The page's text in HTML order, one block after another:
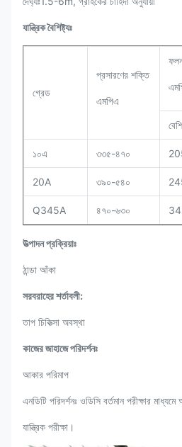
যান্ত্রিক বৈশিষ্ট্যঃ
গ্রেড
প্রসারণের শক্তি
এমপিএ
১০এ ৩৩৫-৪৭০
20A ৩৯০-৫৪০
Q345A ৪৭০-৬৩০
উত্পাদন প্রক্রিয়াঃ
ঠান্ডা আঁকা
সরবরাহের শর্তাবলী:
তাপ চিকিত্সা অবস্থা
কাজের জাহাজে পরিদর্শনঃ
আকার পরিমাপ
এনডিটি পরিদর্শনঃ ওডিসি বর্তমান পরীক্ষার মাধ্যমে
যান্ত্রিক পরীক্ষা।